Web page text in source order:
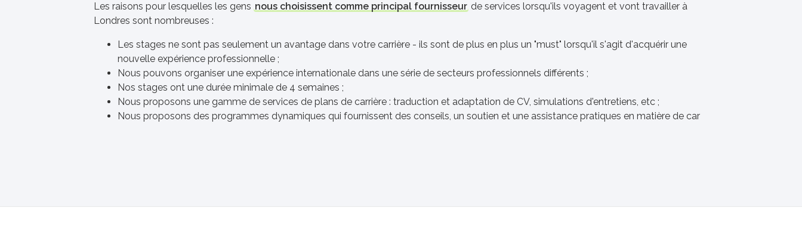
Les raisons pour lesquelles les gens nous choisissent comme principal fournisseur de services lorsqu'ils voyagent et vont travailler à
Londres sont nombreuses :
Les stages ne sont pas seulement un avantage dans votre carrière - ils sont de plus en plus un "must" lorsqu'il s'agit d'acquérir une
nouvelle expérience professionnelle ;
Nous pouvons organiser une expérience internationale dans une série de secteurs professionnels différents ;
Nos stages ont une durée minimale de 4 semaines ;
Nous proposons une gamme de services de plans de carrière : traduction et adaptation de CV, simulations d'entretiens, etc ;
Nous proposons des programmes dynamiques qui fournissent des conseils, un soutien et une assistance pratiques en matière de car